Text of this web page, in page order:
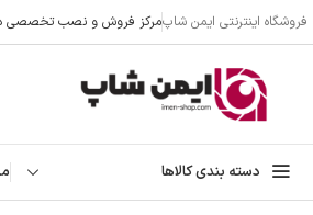
فروشگاه اینترنتی ایمن شاپمرکز فروش و نصب تخصصی
دسته بندی کالاها
تمامی تخفیفات و قیمت های ایمن شاپ